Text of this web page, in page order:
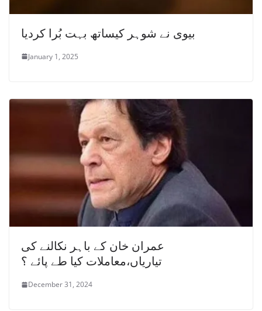
بیوی نے شوہر کیساتھ بہت بُرا کردیا
January 1, 2025
عمران خان کے باہر نکالنے کی
تیاریاں،معاملات کیا طے پائے ؟
December 31, 2024